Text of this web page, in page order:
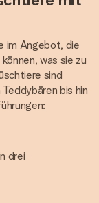
im Angebot, die
was sie zu
sind
bis hin
drei